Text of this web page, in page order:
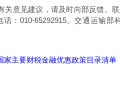
意见建议，请及时向部反馈。联
：010-65292915。交通运输部
家主要财税金融优惠政策目录清单